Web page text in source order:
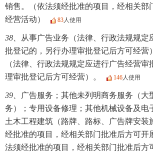
销售。（依法须经批准的项目，经相关部
经营活动）
83人使用
38、
从事广告业务（法律、行政法规规定
批登记的，另行办理审批登记后方可经营
（法律、行政法规规定应进行广告经营
理审批登记后方可经营）。
146人使用
39、
广告服务；其他未列明商务服务（大
务）；专用设备修理；其他机械设备及电
土木工程建筑（路牌、路标、广告牌安装
经批准的项目，经相关部门批准后方可开
法须经批准的项目，经相关部门批准后方